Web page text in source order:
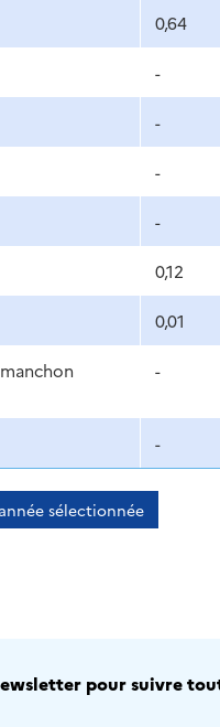
0,64
-
-
-
-
0,12
0,01
-
-
sélectionnée
pour suivre